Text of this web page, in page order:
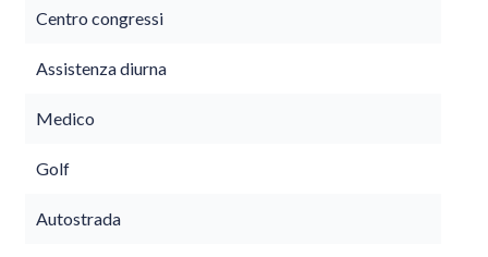
Centro congressi
Assistenza diurna
Medico
Golf
Autostrada